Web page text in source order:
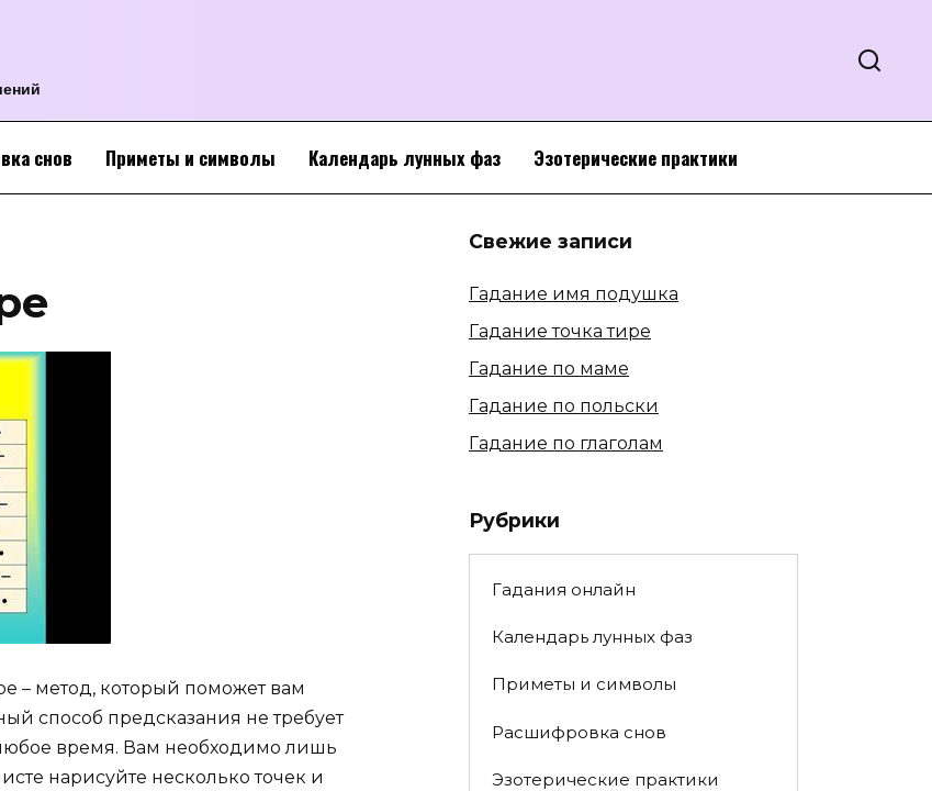
снов Приметы и символы Календарь лунных фаз Эзотерические практики
– метод, который поможет вам
способ предсказания не требует
время. Вам необходимо лишь
нарисуйте несколько точек и
Свежие записи
Гадание имя подушка
Гадание точка тире
Гадание по маме
Гадание по польски
Гадание по глаголам
Рубрики
Гадания онлайн
Календарь лунных фаз
Приметы и символы
Расшифровка снов
Эзотерические практики